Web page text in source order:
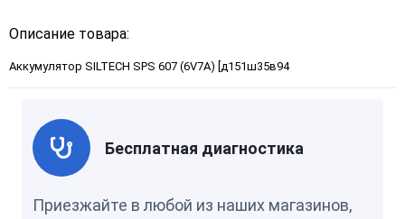
Описание товара:
Аккумулятор SILTECH SPS 607 (6V7A) [д151ш35в94
Бесплатная диагностика
Приезжайте в любой из наших магазинов,